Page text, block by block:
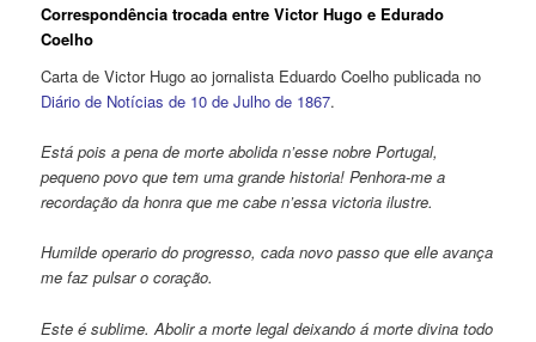
Correspondência trocada entre Victor Hugo e Edurado
Coelho
Carta de Victor Hugo ao jornalista Eduardo Coelho publicada no
Diário de Notícias de 10 de Julho de 1867.
Está pois a pena de morte abolida n’esse nobre Portugal,
pequeno povo que tem uma grande historia! Penhora-me a
recordação da honra que me cabe n’essa victoria ilustre.
Humilde operario do progresso, cada novo passo que elle avança
me faz pulsar o coração.
Este é sublime. Abolir a morte legal deixando á morte divina todo